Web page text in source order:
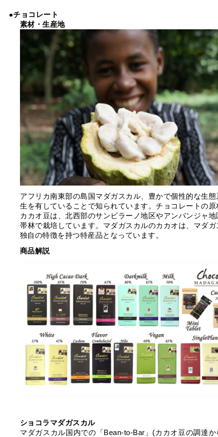
●チョコレート
素材・生産地
アフリカ南東部の島国マダガスカル、豊かで個性的な生
生を有していることで知られています。チョコレートの
カカオ豆は、北西部のサンビラーノ地区やアンバンジャ
帯林で栽培しています。マダガスカルのカカオは、マダ
独自の特徴を持つ特産品となっています。
商品解説
ショコラマダガスカル
マダガスカル国内での「Bean-to-Bar」(カカオ豆の調達か